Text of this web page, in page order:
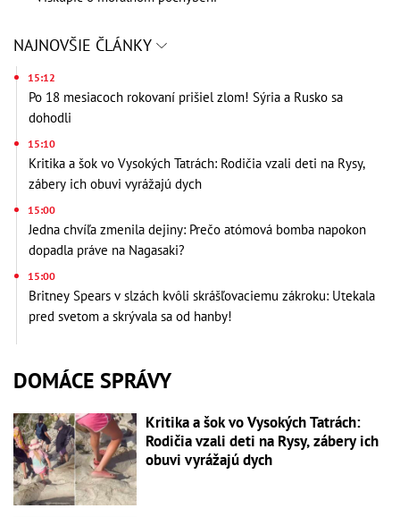
NAJNOVŠIE ČLÁNKY
15:12
Po 18 mesiacoch rokovaní prišiel zlom! Sýria a Rusko sa
dohodli
15:10
Kritika a šok vo Vysokých Tatrách: Rodičia vzali deti na Rysy,
zábery ich obuvi vyrážajú dych
15:00
Jedna chvíľa zmenila dejiny: Prečo atómová bomba napokon
dopadla práve na Nagasaki?
15:00
Britney Spears v slzách kvôli skrášľovaciemu zákroku: Utekala
pred svetom a skrývala sa od hanby!
DOMÁCE SPRÁVY
Kritika a šok vo Vysokých Tatrách:
Rodičia vzali deti na Rysy, zábery ich
obuvi vyrážajú dych